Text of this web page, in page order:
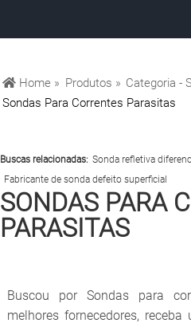
Home » Produtos » Categoria -
Sondas Para Correntes Parasitas
Buscas relacionadas: Sonda refletiva
Fabricante de sonda defeito superficial
SONDAS PARA
PARASITAS
Buscou por Sondas para
melhores fornecedores,